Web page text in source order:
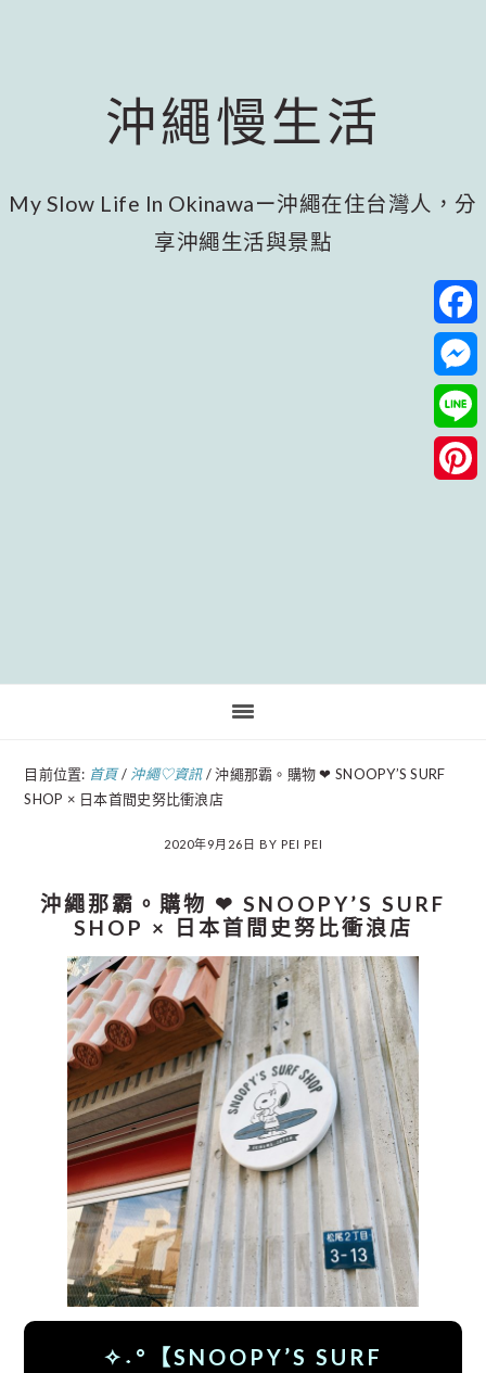
沖繩慢生活
My Slow Life In Okinawaー沖繩在住台灣人，分
享沖繩生活與景點
目前位置: 首頁 / 沖繩♡資訊 /沖繩那霸。購物 ❤︎ SNOOPY’S SURF
SHOP × 日本首間史努比衝浪店
2020年9月26日 BY PEI PEI
沖繩那霸。購物 ❤︎ SNOOPY’S SURF
SHOP × 日本首間史努比衝浪店
✧˖°【SNOOPY’S SURF
Line